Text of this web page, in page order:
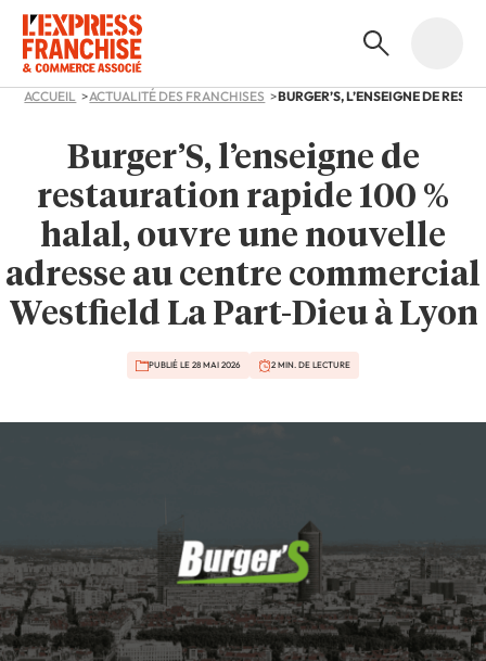
ACCUEIL ACTUALITÉ DES FRANCHISES
Burger’S, l’enseigne de
restauration rapide 100 %
halal, ouvre une nouvelle
adresse au centre commercial
Westfield La Part-Dieu à Lyon
PUBLIÉ LE 28 MAI 2026 2 MIN. DE LECTURE